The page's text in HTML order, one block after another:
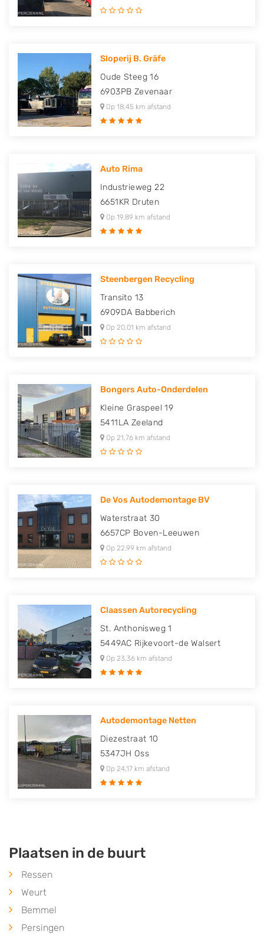
Sloperij B. Gräfe
Oude Steeg 16
6903PB Zevenaar
Op 18,45 km afstand
Auto Rima
Industrieweg 22
6651KR Druten
Op 19,89 km afstand
Steenbergen Recycling
Transito 13
6909DA Babberich
Op 20,01 km afstand
Bongers Auto-Onderdelen
Kleine Graspeel 19
5411LA Zeeland
Op 21,76 km afstand
De Vos Autodemontage BV
Waterstraat 30
6657CP Boven-Leeuwen
Op 22,99 km afstand
Claassen Autorecycling
St. Anthonisweg 1
5449AC Rijkevoort-de Walsert
Op 23,36 km afstand
Autodemontage Netten
Diezestraat 10
5347JH Oss
Op 24,17 km afstand
Plaatsen in de buurt
Ressen
Weurt
Bemmel
Persingen